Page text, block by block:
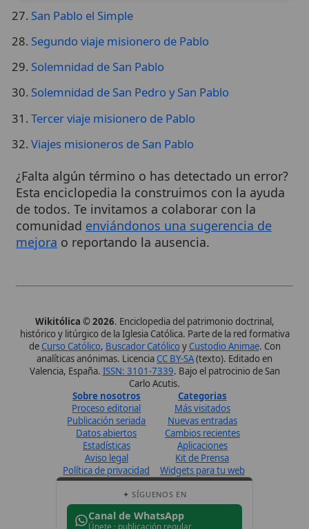
Tercer viaje misionero de Pablo
Viajes misioneros de San Pablo
¿Falta algún término o has detectado un error?
de todos. Te invitamos a colaborar con la
comunidad enviándonos una sugerencia de
mejorao reportando la ausencia.
Wikitólica © 2026. Enciclopedia del patrimonio doctrinal,
histórico y litúrgico de la Iglesia Católica. Parte de la red formativa
deCurso Católico,Buscador Católico yCustodio Animae. Con
analíticas anónimas. LicenciaCC BY-SA(texto). Editado en
Valencia, España.ISSN: 3101-7339. Bajo el patrocinio de San
Aviso legal
Política de privacidad
Kit de Prensa
Widgets para tu web
✦ SÍGUENOS EN
Canal de WhatsApp
Únete · publicación regular
Perfil de Instagram
Síguenos · @wikitolica